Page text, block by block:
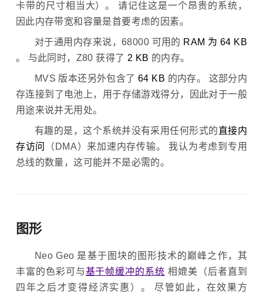
卡带的尺寸相当大）。 请记住这是一个昂贵的系统，
因此内存带宽和容量是首要考虑的因素。
对于通用内存来说，68000 可用的 RAM 为 64 KB
。 与此同时，Z80 获得了 2 KB 的内存。
MVS 版本还另外包含了64 KB 的内存。 这部分内
存连接到了电池上，用于存储游戏得分，因此对于一般
用途来说并无用处。
有趣的是，这个系统并没有采用任何形式的直接内
存访问
（DMA）来加速内存传输。 我认为考虑到专用
总线的数量，这可能并不是必需的。
图形
Neo Geo 是基于图块的图形技术的巅峰之作，其
丰富的色彩可与基于帧缓冲的系统 相媲美（后者直到
四年之后才变得经济实惠）。 尽管如此，在效果方